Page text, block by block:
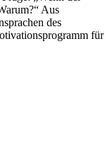
Aus
des
für